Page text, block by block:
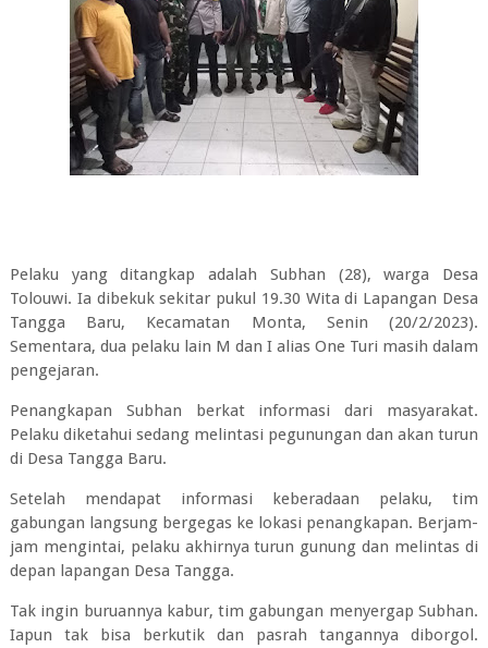
Pelaku yang ditangkap adalah Subhan (28), warga Desa
Tolouwi. Ia dibekuk sekitar pukul 19.30 Wita di Lapangan Desa
Tangga Baru, Kecamatan Monta, Senin (20/2/2023).
Sementara, dua pelaku lain M dan I alias One Turi masih dalam
pengejaran.
Penangkapan Subhan berkat informasi dari masyarakat.
Pelaku diketahui sedang melintasi pegunungan dan akan turun
di Desa Tangga Baru.
Setelah mendapat informasi keberadaan pelaku, tim
gabungan langsung bergegas ke lokasi penangkapan. Berjam-
jam mengintai, pelaku akhirnya turun gunung dan melintas di
depan lapangan Desa Tangga.
Tak ingin buruannya kabur, tim gabungan menyergap Subhan.
Iapun tak bisa berkutik dan pasrah tangannya diborgol.